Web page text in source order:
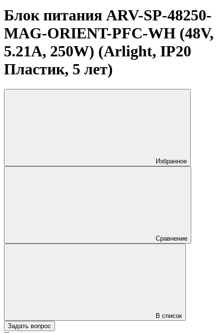
Блок питания ARV-SP-48250-
MAG-ORIENT-PFC-WH (48V,
5.21A, 250W) (Arlight, IP20
Пластик, 5 лет)
Избранное
Сравнение
В список
Задать вопрос